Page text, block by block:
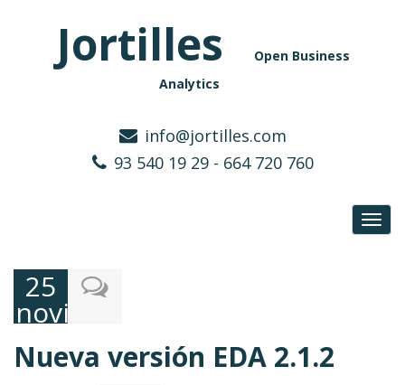
Jortilles
Open Business
Analytics
info@jortilles.com
93 540 19 29 - 664 720 760
25
noviembre,
2024
Nueva versión EDA 2.1.2